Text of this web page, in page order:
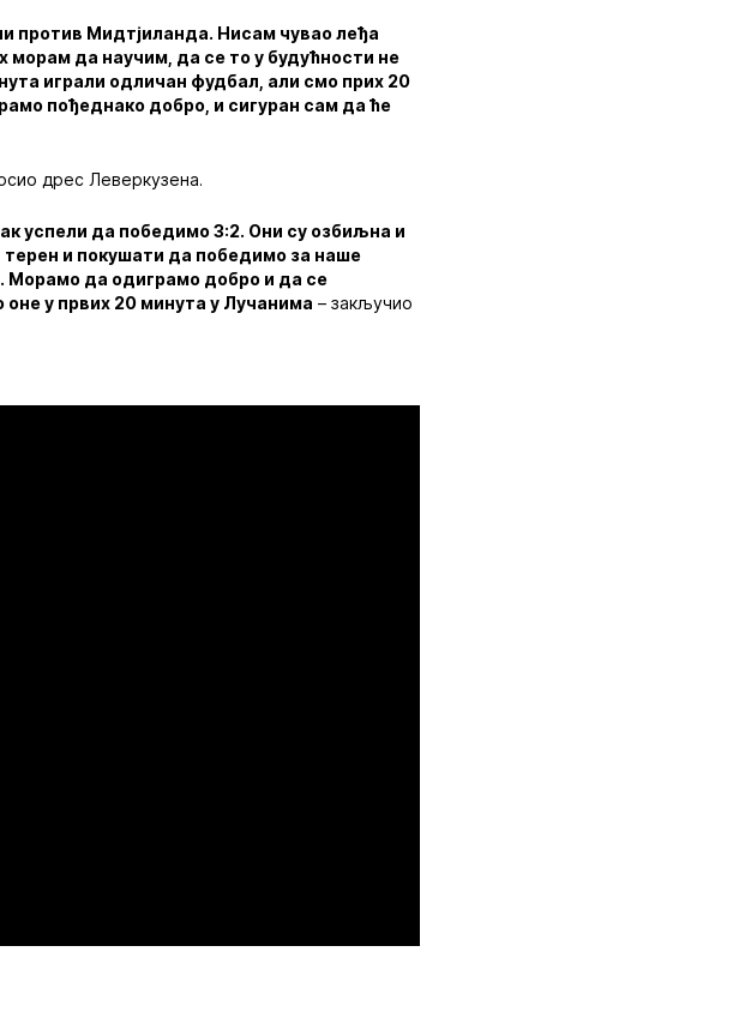
против Мидтјиланда. Нисам чувао леђа
морам да научим, да се то у будућности не
играли одличан фудбал, али смо прих 20
пођеднако добро, и сигуран сам да ће
дрес Леверкузена.
успели да победимо 3:2. Они су озбиљна и
терен и покушати да победимо за наше
Морамо да одиграмо добро и да се
у првих 20 минута у Лучанима – закључио